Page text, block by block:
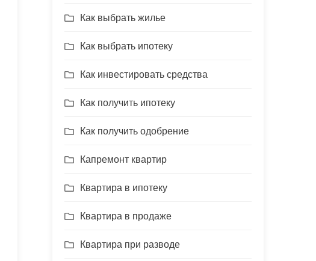
Как выбрать жилье
Как выбрать ипотеку
Как инвестировать средства
Как получить ипотеку
Как получить одобрение
Капремонт квартир
Квартира в ипотеку
Квартира в продаже
Квартира при разводе